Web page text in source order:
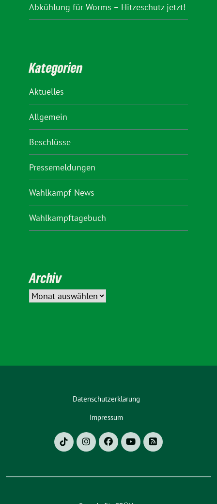
Abkühlung für Worms – Hitzeschutz jetzt!
Kategorien
Aktuelles
Allgemein
Beschlüsse
Pressemeldungen
Wahlkampf-News
Wahlkampftagebuch
Archiv
Datenschutzerklärung
Impressum